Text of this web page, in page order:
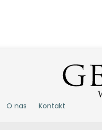
O nas Kontakt